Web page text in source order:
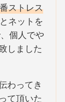
ストレス
ネットを
個人でや
しました
わってき
て頂いた